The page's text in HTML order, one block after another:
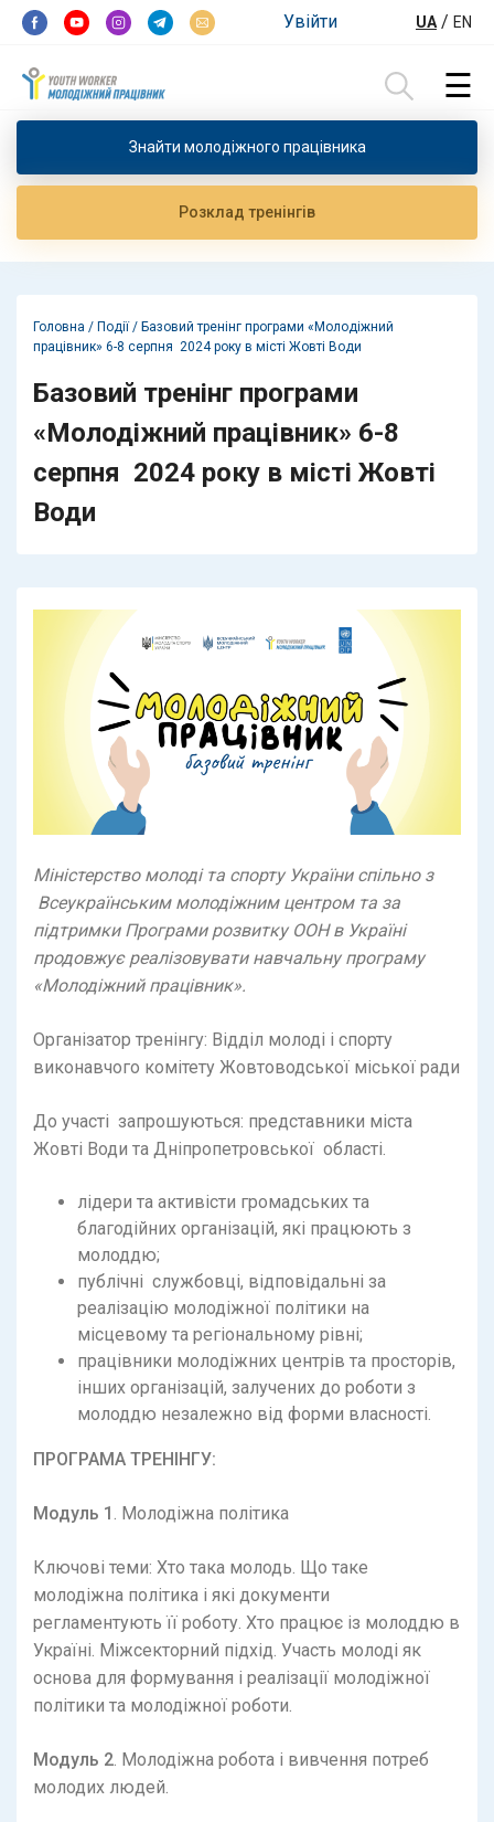
Перейти до контенту Увійти UA/ EN
Пошук: ☰
Знайти молодiжного працiвника
Розклад тренiнгiв
Головна / Події/ Базовий тренінг програми «Молодіжний
працівник» 6-8 серпня 2024 року в місті Жовті Води
Базовий тренінг програми
«Молодіжний працівник» 6-8
серпня 2024 року в місті Жовті
Води
Міністерство молоді та спорту України спільно з
Всеукраїнським молодіжним центром та за
підтримки Програми розвитку ООН в Україні
продовжує реалізовувати навчальну програму
«Молодіжний працівник».
Організатор тренінгу: Відділ молоді і спорту
виконавчого комітету Жовтоводської міської ради
До участі запрошуються: представники міста
Жовті Води та Дніпропетровської області.
лідери та активісти громадських та
благодійних організацій, які працюють з
молоддю;
публічні службовці, відповідальні за
реалізацію молодіжної політики на
місцевому та регіональному рівні;
працівники молодіжних центрів та просторів,
інших організацій, залучених до роботи з
молоддю незалежно від форми власності.
ПРОГРАМА ТРЕНІНГУ:
Модуль 1 . Молодіжна політика
Ключові теми: Хто така молодь. Що таке
молодіжна політика і які документи
регламентують її роботу. Хто працює із молоддю в
Україні. Міжсекторний підхід. Участь молоді як
основа для формування і реалізації молодіжної
політики та молодіжної роботи.
Модуль 2 . Молодіжна робота і вивчення потреб
молодих людей.